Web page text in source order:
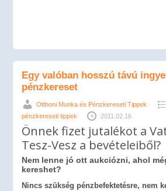
Egy valóban hosszú távú
pénzkereset
Otthoni Munka és Pénzkereseti Tippek
pénzkereseti tippek
2011.02.16
Önnek fizet jutalékot a
Tesz-Vesz a bevételeiből?
Nem lenne jó ott aukciózni, ahol
kereshet?
Nincs szükség pénzbefektetésre, nem